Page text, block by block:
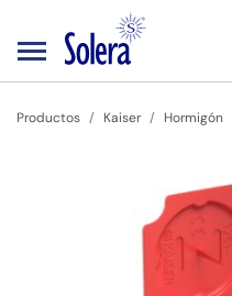
Productos Kaiser Hormigón